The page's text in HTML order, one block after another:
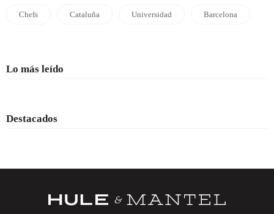
Chefs Cataluña Universidad Barcelona
Lo más leído
Destacados